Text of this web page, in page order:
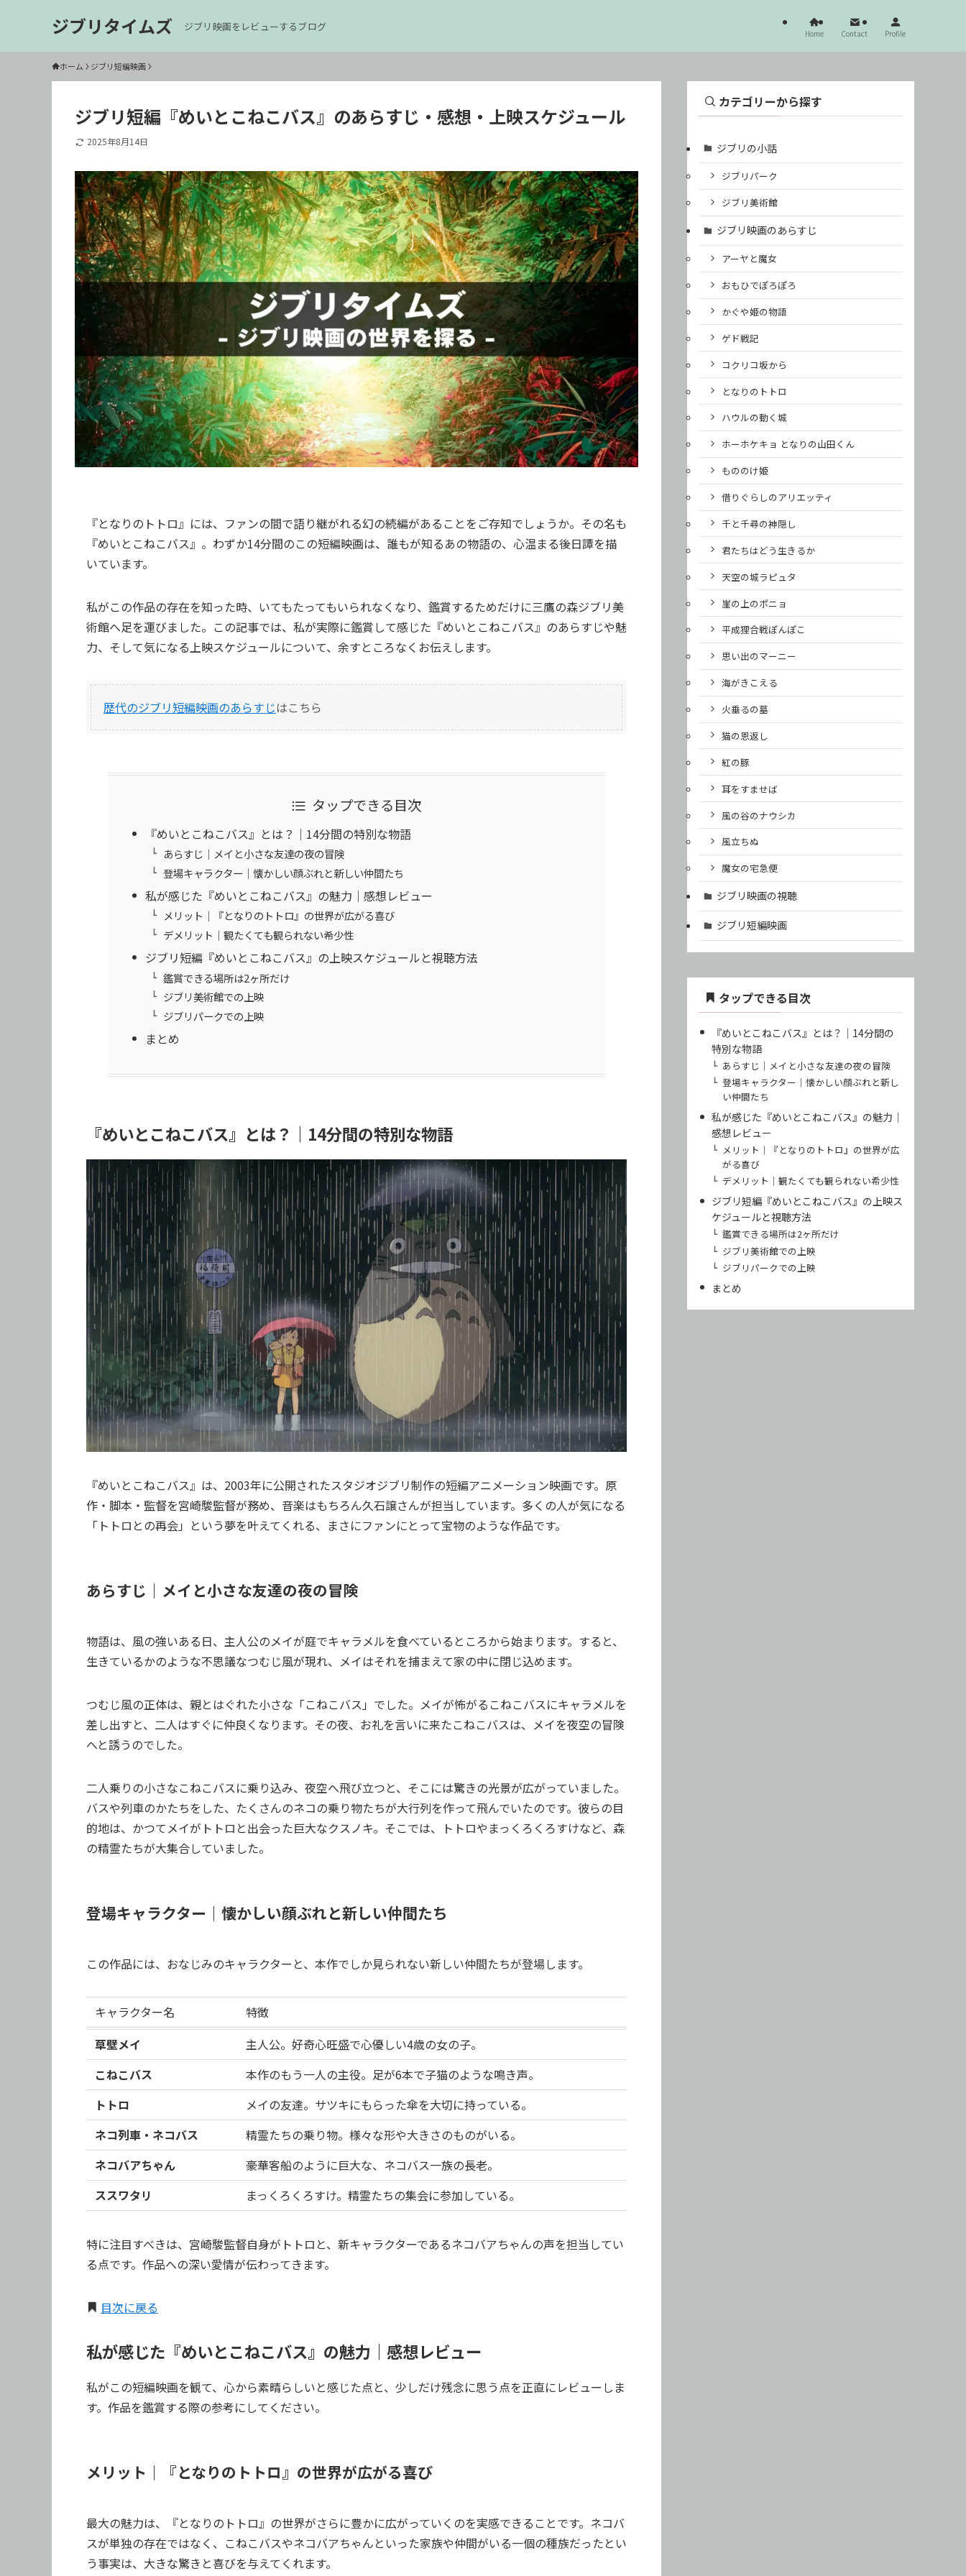
ジブリタイムズ ジブリ映画をレビューするブログ
Home Contact Profile
ホーム ジブリ短編映画
ジブリ短編『めいとこねこバス』のあらすじ・感想・上映スケジュール
2025年8月14日
『となりのトトロ』には、ファンの間で語り継がれる幻の続編があることをご存知でしょうか。その名も
『めいとこねこバス』。わずか14分間のこの短編映画は、誰もが知るあの物語の、心温まる後日譚を描
いています。
私がこの作品の存在を知った時、いてもたってもいられなくなり、鑑賞するためだけに三鷹の森ジブリ美
術館へ足を運びました。この記事では、私が実際に鑑賞して感じた『めいとこねこバス』のあらすじや魅
力、そして気になる上映スケジュールについて、余すところなくお伝えします。
歴代のジブリ短編映画のあらすじはこちら
タップできる目次
『めいとこねこバス』とは？｜14分間の特別な物語
あらすじ｜メイと小さな友達の夜の冒険
登場キャラクター｜懐かしい顔ぶれと新しい仲間たち
私が感じた『めいとこねこバス』の魅力｜感想レビュー
メリット｜『となりのトトロ』の世界が広がる喜び
デメリット｜観たくても観られない希少性
ジブリ短編『めいとこねこバス』の上映スケジュールと視聴方法
鑑賞できる場所は2ヶ所だけ
ジブリ美術館での上映
ジブリパークでの上映
まとめ
『めいとこねこバス』とは？｜14分間の特別な物語
『めいとこねこバス』は、2003年に公開されたスタジオジブリ制作の短編アニメーション映画です。原
作・脚本・監督を宮崎駿監督が務め、音楽はもちろん久石譲さんが担当しています。多くの人が気になる
「トトロとの再会」という夢を叶えてくれる、まさにファンにとって宝物のような作品です。
あらすじ｜メイと小さな友達の夜の冒険
物語は、風の強いある日、主人公のメイが庭でキャラメルを食べているところから始まります。すると、
生きているかのような不思議なつむじ風が現れ、メイはそれを捕まえて家の中に閉じ込めます。
つむじ風の正体は、親とはぐれた小さな「こねこバス」でした。メイが怖がるこねこバスにキャラメルを
差し出すと、二人はすぐに仲良くなります。その夜、お礼を言いに来たこねこバスは、メイを夜空の冒険
へと誘うのでした。
二人乗りの小さなこねこバスに乗り込み、夜空へ飛び立つと、そこには驚きの光景が広がっていました。
バスや列車のかたちをした、たくさんのネコの乗り物たちが大行列を作って飛んでいたのです。彼らの目
的地は、かつてメイがトトロと出会った巨大なクスノキ。そこでは、トトロやまっくろくろすけなど、森
の精霊たちが大集合していました。
登場キャラクター｜懐かしい顔ぶれと新しい仲間たち
この作品には、おなじみのキャラクターと、本作でしか見られない新しい仲間たちが登場します。
キャラクター名
特徴
草壁メイ
主人公。好奇心旺盛で心優しい4歳の女の子。
こねこバス
本作のもう一人の主役。足が6本で子猫のような鳴き声。
トトロ
メイの友達。サツキにもらった傘を大切に持っている。
ネコ列車・ネコバス
精霊たちの乗り物。様々な形や大きさのものがいる。
ネコバアちゃん
豪華客船のように巨大な、ネコバス一族の長老。
ススワタリ
まっくろくろすけ。精霊たちの集会に参加している。
特に注目すべきは、宮崎駿監督自身がトトロと、新キャラクターであるネコバアちゃんの声を担当してい
る点です。作品への深い愛情が伝わってきます。
目次に戻る
私が感じた『めいとこねこバス』の魅力｜感想レビュー
私がこの短編映画を観て、心から素晴らしいと感じた点と、少しだけ残念に思う点を正直にレビューしま
す。作品を鑑賞する際の参考にしてください。
メリット｜『となりのトトロ』の世界が広がる喜び
最大の魅力は、『となりのトトロ』の世界がさらに豊かに広がっていくのを実感できることです。ネコバ
スが単独の存在ではなく、こねこバスやネコバアちゃんといった家族や仲間がいる一個の種族だったとい
う事実は、大きな驚きと喜びを与えてくれます。
カテゴリーから探す
ジブリの小話
ジブリパーク
ジブリ美術館
ジブリ映画のあらすじ
アーヤと魔女
おもひでぽろぽろ
かぐや姫の物語
ゲド戦記
コクリコ坂から
となりのトトロ
ハウルの動く城
ホーホケキョ となりの山田くん
もののけ姫
借りぐらしのアリエッティ
千と千尋の神隠し
君たちはどう生きるか
天空の城ラピュタ
崖の上のポニョ
平成狸合戦ぽんぽこ
思い出のマーニー
海がきこえる
火垂るの墓
猫の恩返し
紅の豚
耳をすませば
風の谷のナウシカ
風立ちぬ
魔女の宅急便
ジブリ映画の視聴
ジブリ短編映画
タップできる目次
『めいとこねこバス』とは？｜14分間の
特別な物語
あらすじ｜メイと小さな友達の夜の冒険
登場キャラクター｜懐かしい顔ぶれと新し
い仲間たち
私が感じた『めいとこねこバス』の魅力｜
感想レビュー
メリット｜『となりのトトロ』の世界が広
がる喜び
デメリット｜観たくても観られない希少性
ジブリ短編『めいとこねこバス』の上映ス
ケジュールと視聴方法
鑑賞できる場所は2ヶ所だけ
ジブリ美術館での上映
ジブリパークでの上映
まとめ